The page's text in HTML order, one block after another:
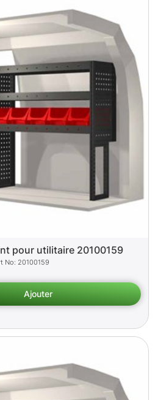
pour utilitaire 20100159
20100159